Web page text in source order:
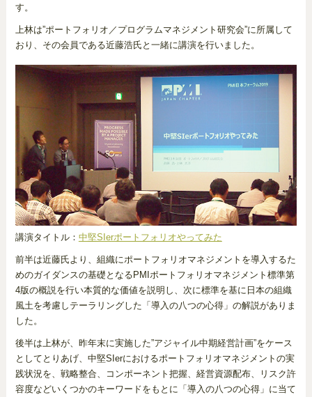
す。
上林は”ポートフォリオ／プログラムマネジメント研究会”に所属して
おり、その会員である近藤浩氏と一緒に講演を行いました。
講演タイトル： 中堅SIerポートフォリオやってみた
前半は近藤氏より、組織にポートフォリオマネジメントを導入するた
めのガイダンスの基礎となるPMIポートフォリオマネジメント標準第
4版の概説を行い本質的な価値を説明し、次に標準を基に日本の組織
風土を考慮しテーラリングした「導入の八つの心得」の解説がありま
した。
後半は上林が、昨年末に実施した”アジャイル中期経営計画”をケース
としてとりあげ、中堅SIerにおけるポートフォリオマネジメントの実
践状況を、戦略整合、コンポーネント把握、経営資源配布、リスク許
容度などいくつかのキーワードをもとに「導入の八つの心得」に当て